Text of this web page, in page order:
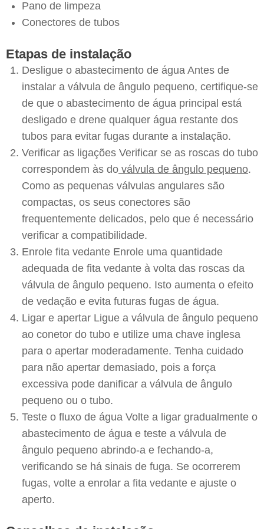
Pano de limpeza
Conectores de tubos
Etapas de instalação
Desligue o abastecimento de água Antes de
instalar a válvula de ângulo pequeno, certifique-se
de que o abastecimento de água principal está
desligado e drene qualquer água restante dos
tubos para evitar fugas durante a instalação.
Verificar as ligações Verificar se as roscas do tubo
correspondem às do válvula de ângulo pequeno.
Como as pequenas válvulas angulares são
compactas, os seus conectores são
frequentemente delicados, pelo que é necessário
verificar a compatibilidade.
Enrole fita vedante Enrole uma quantidade
adequada de fita vedante à volta das roscas da
válvula de ângulo pequeno. Isto aumenta o efeito
de vedação e evita futuras fugas de água.
Ligar e apertar Ligue a válvula de ângulo pequeno
ao conetor do tubo e utilize uma chave inglesa
para o apertar moderadamente. Tenha cuidado
para não apertar demasiado, pois a força
excessiva pode danificar a válvula de ângulo
pequeno ou o tubo.
Teste o fluxo de água Volte a ligar gradualmente o
abastecimento de água e teste a válvula de
ângulo pequeno abrindo-a e fechando-a,
verificando se há sinais de fuga. Se ocorrerem
fugas, volte a enrolar a fita vedante e ajuste o
aperto.